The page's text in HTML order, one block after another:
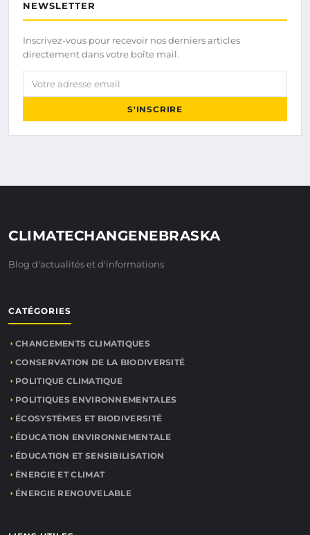
NEWSLETTER
Inscrivez-vous pour recevoir nos derniers articles
directement dans votre boîte mail.
Votre adresse email
S'INSCRIRE
CLIMATECHANGENEBRASKA
Blog d'actualités et d'informations
CATÉGORIES
CHANGEMENTS CLIMATIQUES
CONSERVATION DE LA BIODIVERSITÉ
POLITIQUE CLIMATIQUE
POLITIQUES ENVIRONNEMENTALES
ÉCOSYSTÈMES ET BIODIVERSITÉ
ÉDUCATION ENVIRONNEMENTALE
ÉDUCATION ET SENSIBILISATION
ÉNERGIE ET CLIMAT
ÉNERGIE RENOUVELABLE